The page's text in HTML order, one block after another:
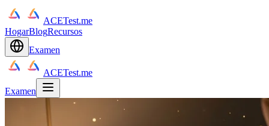
ACETest.me
HogarBlogRecursos
Examen
ACETest.me
Examen